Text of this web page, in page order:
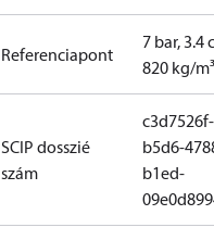
Referenciapont
7 bar, 3.4
820 kg/m³
SCIP dosszié
szám
c3d7526f-
b5d6-
b1ed-